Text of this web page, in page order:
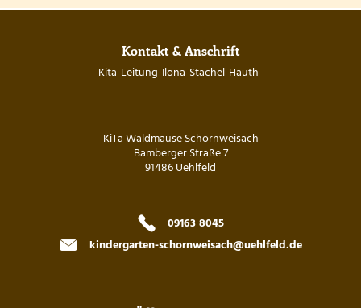
Kontakt & Anschrift
Kita-Leitung Ilona Stachel-Hauth
KiTa Waldmäuse Schornweisach
Bamberger Straße 7
91486 Uehlfeld
09163 8045
kindergarten-schornweisach@uehlfeld.de